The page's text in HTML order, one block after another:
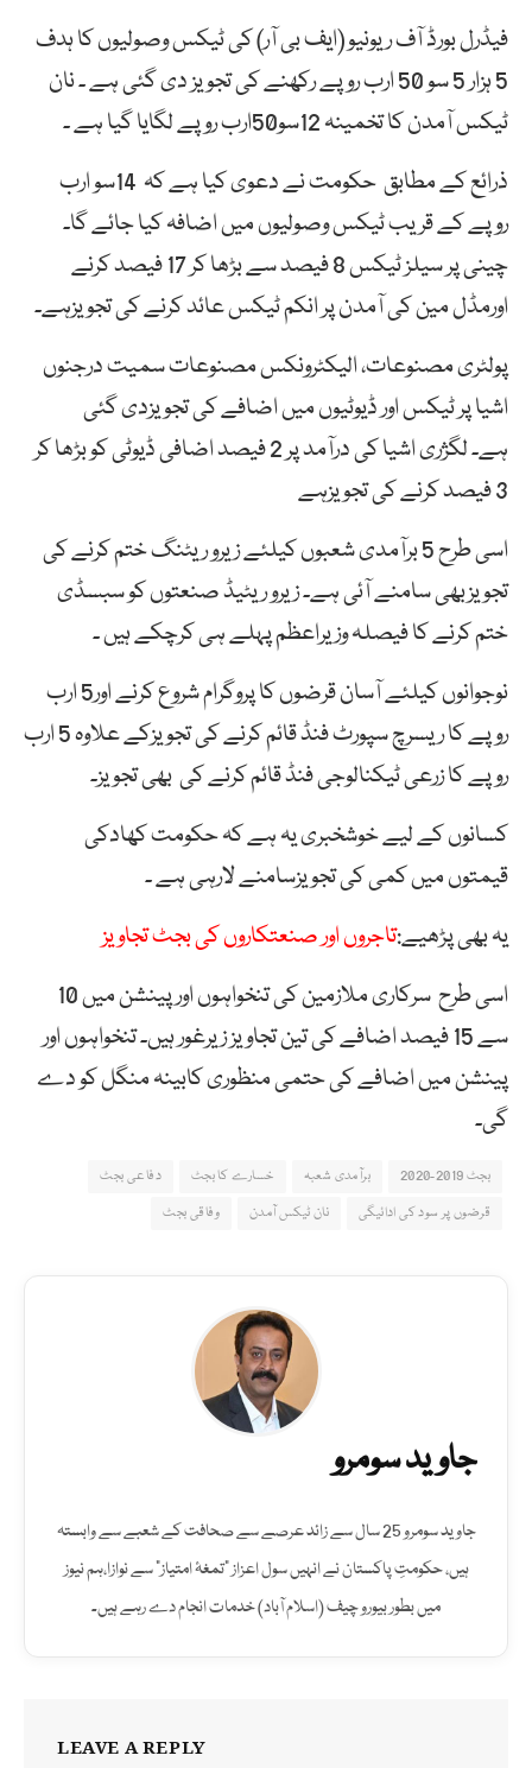
فیڈرل بورڈ آف ریونیو (ایف بی آر) کی ٹیکس وصولیوں کا ہدف
5 ہزار 5 سو 50 ارب روپے رکھنے کی تجویز دی گئی ہے ۔ نان
ٹیکس آمدن کا تخمینہ 12سو50ارب روپے لگایا گیا ہے ۔
ذرائع کے مطابق حکومت نے دعوی کیا ہے کہ 14سو ارب
روپے کے قریب ٹیکس وصولیوں میں اضافہ کیا جائے گا۔
چینی پر سیلز ٹیکس 8 فیصد سے بڑھا کر 17 فیصد کرنے
اورمڈل مین کی آمدن پر انکم ٹیکس عائد کرنے کی تجویزہے۔
پولٹری مصنوعات، الیکٹرونکس مصنوعات سمیت درجنوں
اشیا پر ٹیکس اور ڈیوٹیوں میں اضافے کی تجویزدی گئی
ہے۔ لگژری اشیا کی درآمد پر 2 فیصد اضافی ڈیوٹی کو بڑھا کر
3 فیصد کرنے کی تجویزہے
اسی طرح 5 برآمدی شعبوں کیلئے زیرو ریٹنگ ختم کرنے کی
تجویزبھی سامنے آئی ہے۔ زیرو ریٹیڈ صنعتوں کو سبسڈی
ختم کرنے کا فیصلہ وزیراعظم پہلے ہی کرچکے ہیں ۔
نوجوانوں کیلئے آسان قرضوں کا پروگرام شروع کرنے اور5 ارب
روپے کا ریسرچ سپورٹ فنڈ قائم کرنے کی تجویزکے علاوہ 5 ارب
روپے کا زرعی ٹیکنالوجی فنڈ قائم کرنے کی بھی تجویز۔
کسانوں کے لیے خوشخبری یہ ہے کہ حکومت کھادکی
قیمتوں میں کمی کی تجویزسامنے لارہی ہے ۔
یہ بھی پڑھیے:تاجروں اور صنعتکاروں کی بجٹ تجاویز
اسی طرح سرکاری ملازمین کی تنخواہوں اور پینشن میں 10
سے 15 فیصد اضافے کی تین تجاویز زیرغور ہیں۔ تنخواہوں اور
پینشن میں اضافے کی حتمی منظوری کابینہ منگل کو دے
گی۔
بجٹ 2019-2020 برآمدی شعبہ خسارے کا بجٹ
دفاعی بجٹ
قرضوں پر سود کی ادائیگی
نان ٹیکس آمدن وفاقی بجٹ
جاوید سومرو
جاوید سومرو 25 سال سے زائد عرصے سے صحافت کے شعبے سے وابستہ
ہیں، حکومتِ پاکستان نے انہیں سول اعزاز "تمغۂ امتیاز" سے نوازا،ہم نیوز
میں بطور بیورو چیف (اسلام آباد) خدمات انجام دے رہے ہیں۔
LEAVE A REPLY